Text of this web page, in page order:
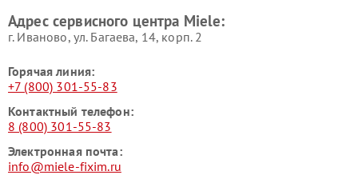
Miele
пылесосов Miele
Адрес сервисного центра Miele:
г. Иваново, ул. Багаева, 14, корп. 2
Горячая линия:
+7 (800) 301-55-83
Контактный телефон:
8 (800) 301-55-83
Электронная почта:
info@miele-fixim.ru